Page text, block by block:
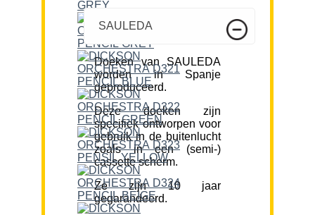
SAULEDA
Doeken van SAULEDA
worden in Spanje
geproduceerd.
Deze doeken zijn
specifiek ontworpen voor
gebruik in de buitenlucht
zoals in een (semi-)
cassette scherm.
Ze zijn 10 jaar
gegarandeerd.